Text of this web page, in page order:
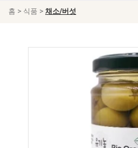
홈 > 식품 > 채소/버섯